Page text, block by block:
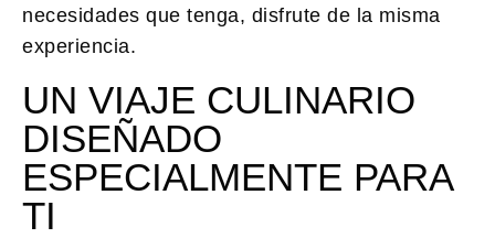
necesidades que tenga, disfrute de la misma
experiencia.
UN VIAJE CULINARIO
DISEÑADO
ESPECIALMENTE PARA
TI